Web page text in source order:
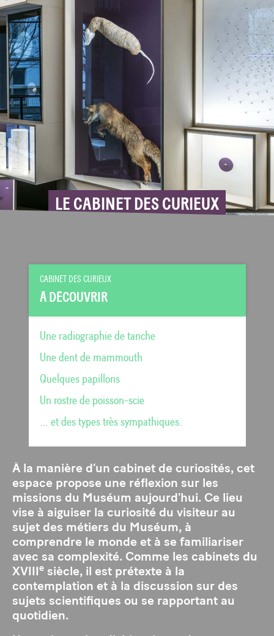
LE CABINET DES CURIEUX
CABINET DES CURIEUX
À DÉCOUVRIR
Une radiographie de tanche
Une dent de mammouth
Quelques papillons
Un rostre de poisson-scie
… et des types très sympathiques.
À la manière d’un cabinet de curiosités, cet
espace propose une réflexion sur les
missions du Muséum aujourd’hui. Ce lieu
vise à aiguiser la curiosité du visiteur au
sujet des métiers du Muséum, à
comprendre le monde et à se familiariser
avec sa complexité. Comme les cabinets du
XVIIIe siècle, il est prétexte à la
contemplation et à la discussion sur des
sujets scientifiques ou se rapportant au
quotidien.